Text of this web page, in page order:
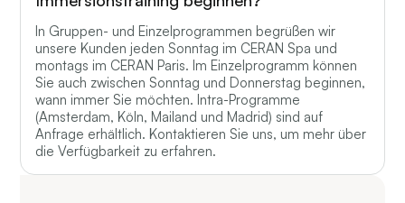
In Gruppen- und Einzelprogrammen begrüßen wir
unsere Kunden jeden Sonntag im CERAN Spa und
montags im CERAN Paris. Im Einzelprogramm können
Sie auch zwischen Sonntag und Donnerstag beginnen,
wann immer Sie möchten. Intra-Programme
(Amsterdam, Köln, Mailand und Madrid) sind auf
Anfrage erhältlich. Kontaktieren Sie uns, um mehr über
die Verfügbarkeit zu erfahren.